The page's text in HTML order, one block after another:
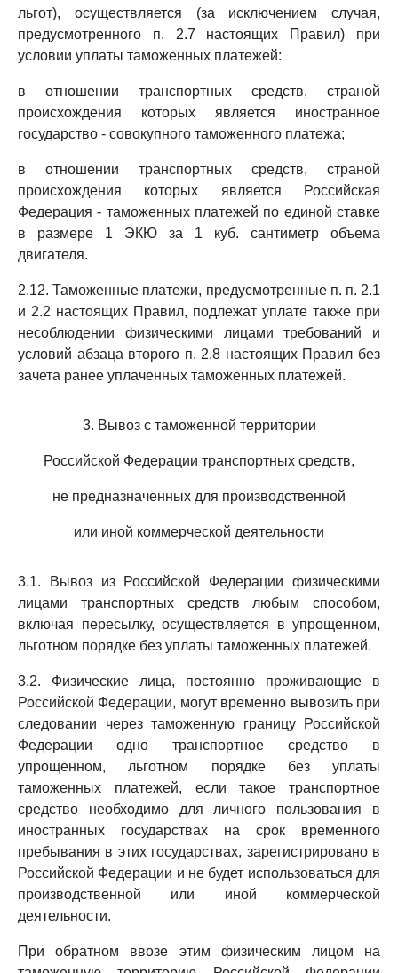
льгот), осуществляется (за исключением случая,
предусмотренного п. 2.7 настоящих Правил) при
условии уплаты таможенных платежей:
в отношении транспортных средств, страной
происхождения которых является иностранное
государство - совокупного таможенного платежа;
в отношении транспортных средств, страной
происхождения которых является Российская
Федерация - таможенных платежей по единой ставке
в размере 1 ЭКЮ за 1 куб. сантиметр объема
двигателя.
2.12. Таможенные платежи, предусмотренные п. п. 2.1
и 2.2 настоящих Правил, подлежат уплате также при
несоблюдении физическими лицами требований и
условий абзаца второго п. 2.8 настоящих Правил без
зачета ранее уплаченных таможенных платежей.
3. Вывоз с таможенной территории
Российской Федерации транспортных средств,
не предназначенных для производственной
или иной коммерческой деятельности
3.1. Вывоз из Российской Федерации физическими
лицами транспортных средств любым способом,
включая пересылку, осуществляется в упрощенном,
льготном порядке без уплаты таможенных платежей.
3.2. Физические лица, постоянно проживающие в
Российской Федерации, могут временно вывозить при
следовании через таможенную границу Российской
Федерации одно транспортное средство в
упрощенном, льготном порядке без уплаты
таможенных платежей, если такое транспортное
средство необходимо для личного пользования в
иностранных государствах на срок временного
пребывания в этих государствах, зарегистрировано в
Российской Федерации и не будет использоваться для
производственной или иной коммерческой
деятельности.
При обратном ввозе этим физическим лицом на